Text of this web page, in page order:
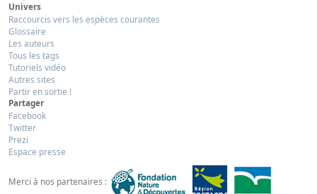
Univers
Raccourcis vers les espèces courantes
Glossaire
Les auteurs
Tous les tags
Tutoriels vidéo
Autres sites
Partir en sortie !
Partager
Facebook
Twitter
Prezi
Espace presse
Merci à nos partenaires :